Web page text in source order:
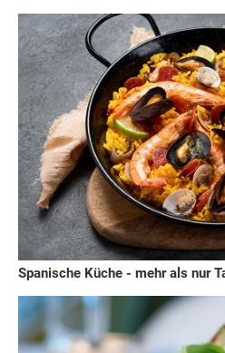
Spanische Küche - mehr als nur